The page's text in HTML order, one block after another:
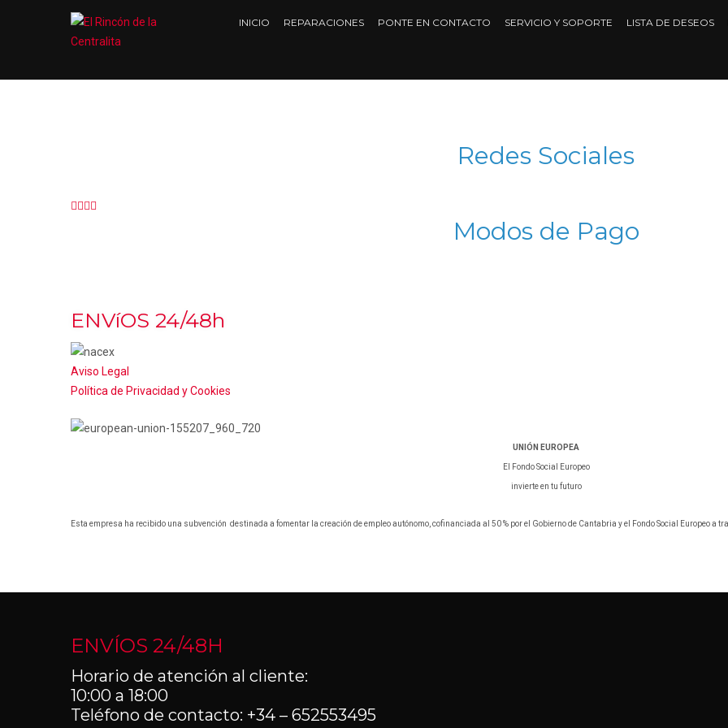
INICIO REPARACIONES PONTE EN CONTACTO SERVICIO Y SOPORTE LISTA DE DESEOS
Redes Sociales
Modos de Pago
ENVíOS 24/48h
Aviso Legal
Política de Privacidad y Cookies
UNIÓN EUROPEA
El Fondo Social Europeo
invierte en tu futuro
Esta empresa ha recibido una subvención destinada a fomentar la creación de empleo autónomo, cofinanciada al 50 % por el Gobierno de Cantabria y el Fondo Social Europeo a
ENVÍOS 24/48H
Horario de atención al cliente:
10:00 a 18:00
Teléfono de contacto: +34 – 652553495